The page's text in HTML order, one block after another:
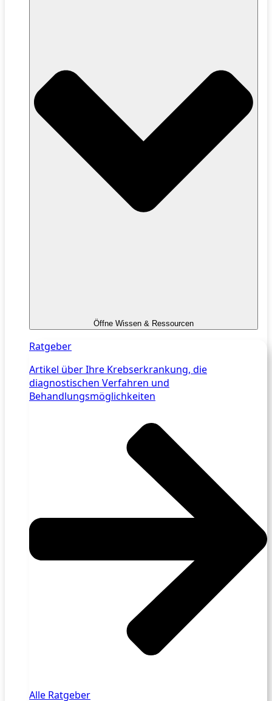
Öffne Wissen & Ressourcen
Ratgeber
Artikel über Ihre Krebserkrankung, die
diagnostischen Verfahren und
Behandlungsmöglichkeiten
Alle Ratgeber